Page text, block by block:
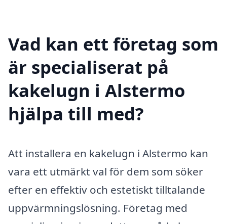
Vad kan ett företag som
är specialiserat på
kakelugn i Alstermo
hjälpa till med?
Att installera en kakelugn i Alstermo kan
vara ett utmärkt val för dem som söker
efter en effektiv och estetiskt tilltalande
uppvärmningslösning. Företag med